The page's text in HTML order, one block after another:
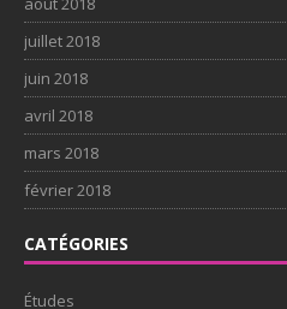
juillet 2018
juin 2018
avril 2018
mars 2018
février 2018
CATÉGORIES
Études